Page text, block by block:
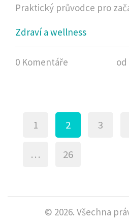
Praktický průvodce pro
Zdraví a wellness
0 Komentáře od
1 2 3
… 26
© 2026. Všechna